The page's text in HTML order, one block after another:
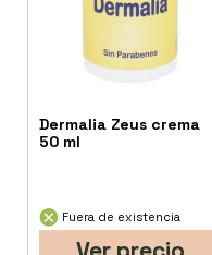
Dermalia Zeus crema
50 ml
Fuera de existencia